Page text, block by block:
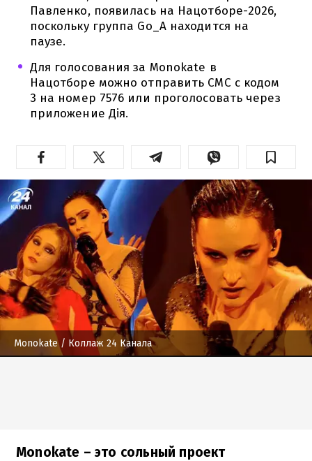
Павленко, появилась на Нацотборе-2026,
поскольку группа Go_A находится на
паузе.
Для голосования за Monokate в
Нацотборе можно отправить СМС с кодом
3 на номер 7576 или проголосовать через
приложение Дія.
Monokate/ Коллаж 24 Канала
Monokate – это сольный проект